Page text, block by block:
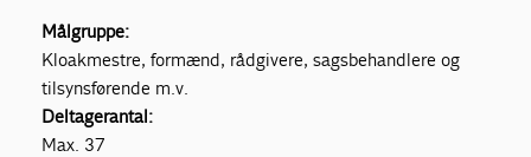
Målgruppe:
Kloakmestre, formænd, rådgivere, sagsbehandlere og
tilsynsførende m.v.
Deltagerantal:
Max. 37